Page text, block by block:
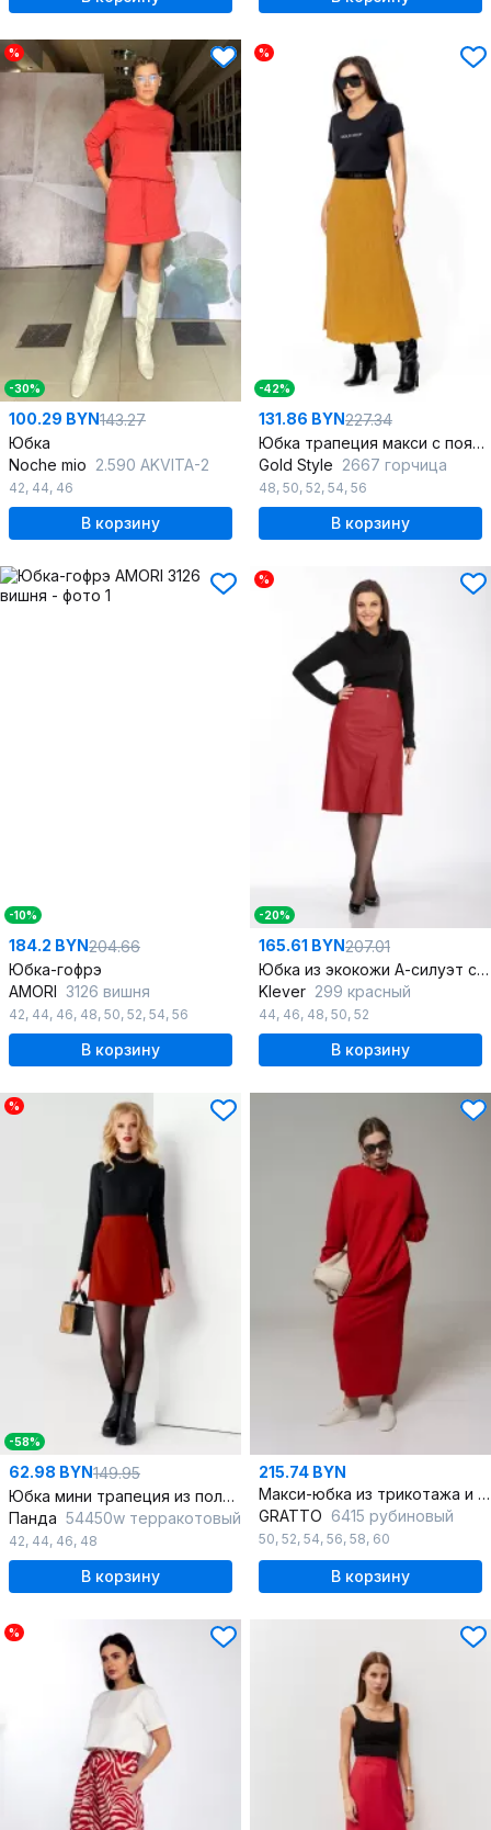
%
-30%
100.29 BYN143.27
Юбка
Noche mio 2.590 AKVITA-2
42, 44, 46
В корзину
%
-42%
131.86 BYN227.34
Юбка трапеция макси с поясом из эластичной жатки для повседневных образов
Gold Style 2667 горчица
48, 50, 52, 54, 56
В корзину
-10%
184.2 BYN204.66
Юбка-гофрэ
AMORI 3126 вишня
42, 44, 46, 48, 50, 52, 54, 56
В корзину
%
-20%
165.61 BYN207.01
Юбка из экокожи А-силуэт со складками и карманами
Klever 299 красный
44, 46, 48, 50, 52
В корзину
%
-58%
62.98 BYN149.95
Юбка мини трапеция из поливискозы с декоративными пуговицами
Панда 54450w терракотовый
42, 44, 46, 48
В корзину
215.74 BYN
Макси-юбка из трикотажа и хлопка с разрезом для повседневной носки
GRATTO 6415 рубиновый
50, 52, 54, 56, 58, 60
В корзину
%